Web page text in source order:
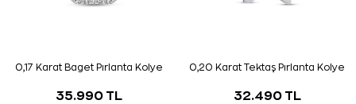
0,17 Karat Baget Pırlanta Kolye
35.990 TL
0,20 Karat Tektaş Pırlanta Kolye
32.490 TL